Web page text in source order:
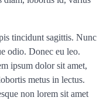
tincidunt sagittis. Nunc
odio. Donec eu leo.
ipsum dolor sit amet,
metus in lectus.
non lorem sit amet